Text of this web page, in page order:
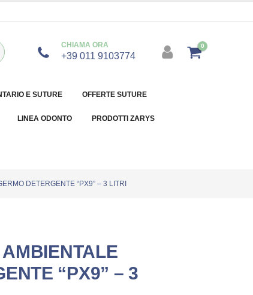
CHIAMA ORA
+39 011 9103774
0
E SUTURE OFFERTE SUTURE
LINEA ODONTO PRODOTTI ZARYS
DETERGENTE “PX9” – 3 LITRI
“PX9” – 3